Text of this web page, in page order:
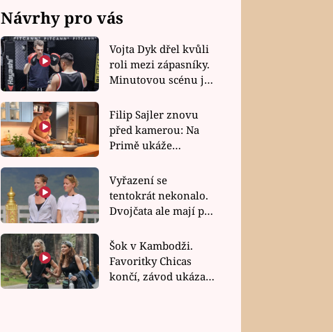
Návrhy pro vás
Vojta Dyk dřel kvůli
roli mezi zápasníky.
Minutovou scénu jel
Filip Sajler znovu
před kamerou: Na
Primě ukáže
rychlé recepty
Vyřazení se
tentokrát nekonalo.
Dvojčata ale mají po
závodu nůž na krku
Šok v Kambodži.
Favoritky Chicas
končí, závod ukázal